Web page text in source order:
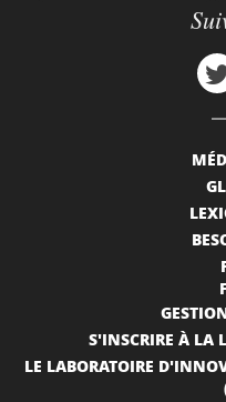
S'INSCRIRE À LA
LE LABORATOIRE